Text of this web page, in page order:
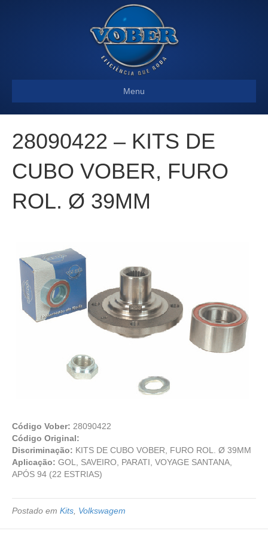
Menu
28090422 – KITS DE
CUBO VOBER, FURO
ROL. Ø 39MM
Código Vober: 28090422
Código Original:
Discriminação: KITS DE CUBO VOBER, FURO ROL. Ø 39MM
Aplicação: GOL, SAVEIRO, PARATI, VOYAGE SANTANA,
APÓS 94 (22 ESTRIAS)
Postado em Kits Volkswagem